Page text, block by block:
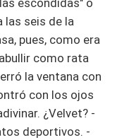
escondidas" o
las seis de la
pues, como era
como rata
la ventana con
con los ojos
¿Velvet? -
deportivos. -